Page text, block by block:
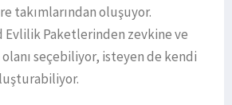
takımlarından oluşuyor.
Paketlerinden zevkine ve
seçebiliyor, isteyen de kendi